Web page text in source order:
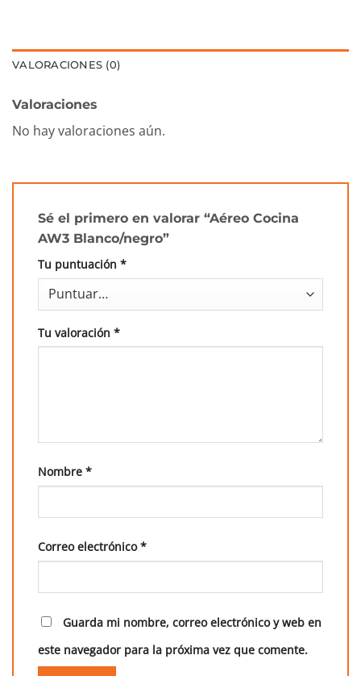
VALORACIONES (0)
Valoraciones
No hay valoraciones aún.
Sé el primero en valorar “Aéreo Cocina
AW3 Blanco/negro”
Tu puntuación *
Tu valoración *
Nombre *
Correo electrónico*
Guarda mi nombre, correo electrónico y web en
este navegador para la próxima vez que comente.